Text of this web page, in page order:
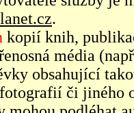
.
kopií knih,
média
obsahující
či jiného